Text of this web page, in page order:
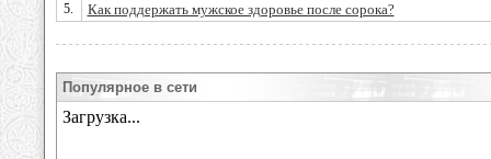
5. Как поддержать мужское здоровье после сорока?
Популярное в сети